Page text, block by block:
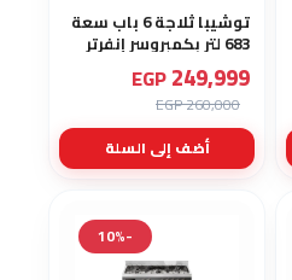
توشيبا ثلاجة 6 باب سعة
683 لتر بكمبروسر إنفرتر
تعمل باللمس وفلتر
PUREAIR أسود زجاجي
GR-RM921WI-PGN(B1)
249,999
EGP
260,000 EGP
أضف إلى السلة
-10%